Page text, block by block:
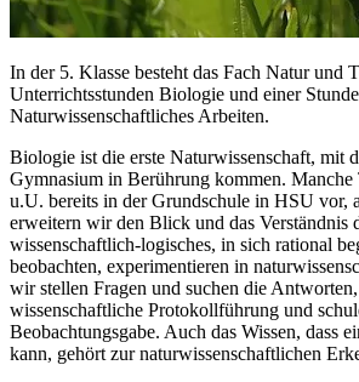
In der 5. Klasse besteht das Fach Natur und
Unterrichtsstunden Biologie und einer Stunde
Naturwissenschaftliches Arbeiten.
Biologie ist die erste Naturwissenschaft, mit
Gymnasium in Berührung kommen. Manche
u.U. bereits in der Grundschule in HSU vor,
erweitern wir den Blick und das Verständnis
wissenschaftlich-logisches, in sich rational
beobachten, experimentieren in
wir stellen Fragen und suchen die
wissenschaftliche Protokollführung und
Beobachtungsgabe. Auch das Wissen, dass
kann, gehört zur naturwissenschaftlichen